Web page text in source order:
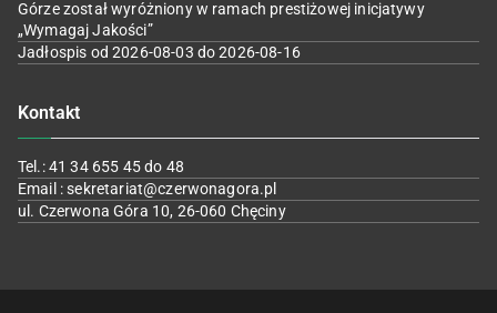
Górze został wyróżniony w ramach prestiżowej inicjatywy
„Wymagaj Jakości”
Jadłospis od 2026-08-03 do 2026-08-16
Kontakt
Tel.: 41 34 655 45 do 48
Email : sekretariat@czerwonagora.pl
ul. Czerwona Góra 10, 26-060 Chęciny